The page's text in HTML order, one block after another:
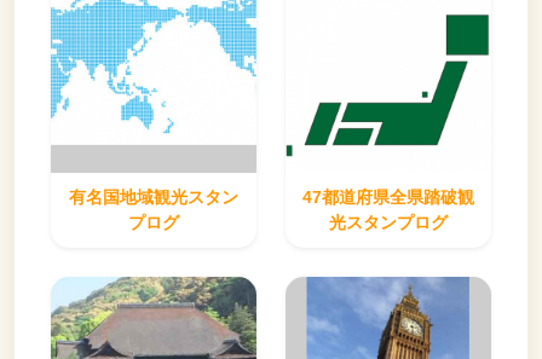
有名国地域観光スタン
プログ
47都道府県全県踏破観
光スタンプログ